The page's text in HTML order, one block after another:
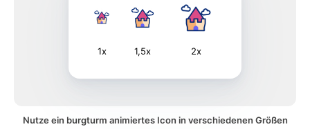
1x 1,5x 2x
Nutze ein burgturm animiertes Icon in verschiedenen Größen